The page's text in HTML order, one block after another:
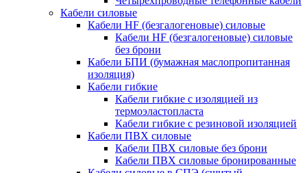
Кабели силовые
Кабели HF (безгалогеновые) силовые
Кабели HF (безгалогеновые) силовые
без брони
Кабели БПИ (бумажная маслопропитанная
изоляция)
Кабели гибкие
Кабели гибкие с изоляцией из
термоэластопласта
Кабели гибкие с резиновой изоляцией
Кабели ПВХ силовые
Кабели ПВХ силовые без брони
Кабели ПВХ силовые бронированные